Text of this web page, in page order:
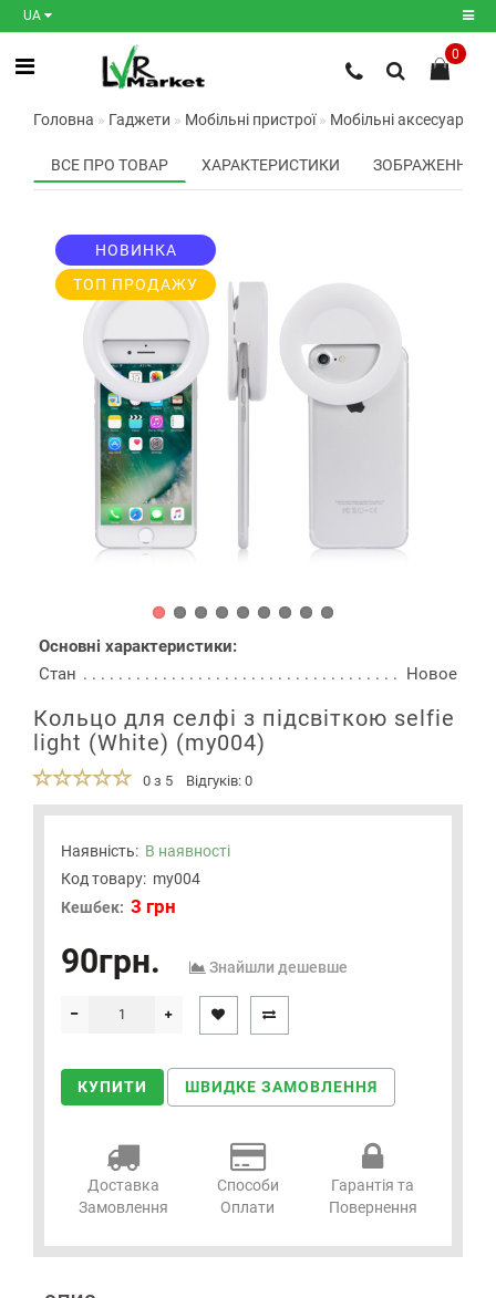
UA
Реєстрація
Авторизація
Мої
закладки0
0
Головна Гаджети Мобільні пристрої Мобільні аксесуари
ВСЕ ПРО ТОВАР ХАРАКТЕРИСТИКИ ЗОБРАЖЕННЯ
НОВИНКА
ТОП ПРОДАЖУ
Основні характеристики:
Стан
Новое
Кольцо для селфі з підсвіткою selfie
light (White) (my004)
0 з 5 Відгуків: 0
Наявність: В наявності
Код товару: my004
Кешбек: 3 грн
90грн. Знайшли дешевше
КУПИТИ ШВИДКЕ ЗАМОВЛЕННЯ
Доставка
Замовлення
Способи
Оплати
Гарантія та
Повернення